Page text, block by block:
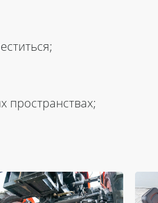
пространствах;